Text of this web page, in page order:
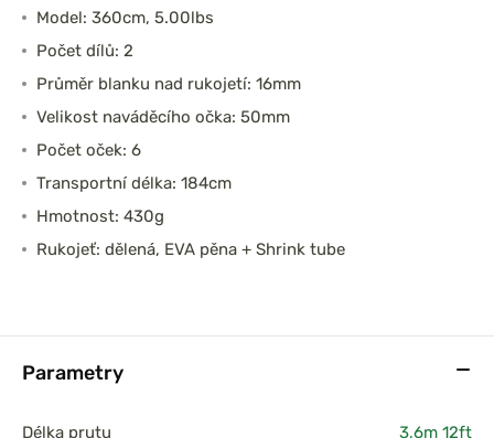
Model: 360cm, 5.00lbs
Počet dílů: 2
Průměr blanku nad rukojetí: 16mm
Velikost naváděcího očka: 50mm
Počet oček: 6
Transportní délka: 184cm
Hmotnost: 430g
Rukojeť: dělená, EVA pěna + Shrink tube
Parametry
Délka prutu 3,6m 12ft